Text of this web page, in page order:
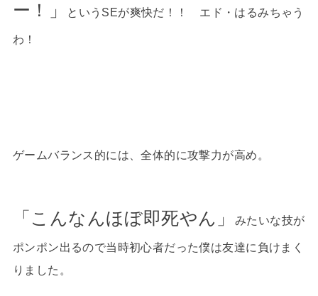
ー！」
というSEが爽快だ！！ エド・はるみちゃう
わ！
ゲームバランス的には、全体的に攻撃力が高め。
「こんなんほぼ即死やん」 みたいな技が
ポンポン出るので当時初心者だった僕は友達に負けまく
りました。